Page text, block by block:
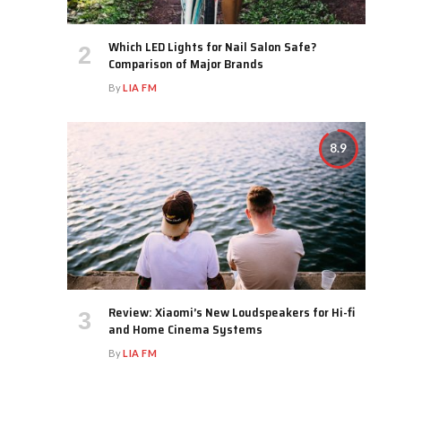
Which LED Lights for Nail Salon Safe?
Comparison of Major Brands
ByLIA FM
8.9
Review: Xiaomi’s New Loudspeakers for Hi-fi
and Home Cinema Systems
ByLIA FM